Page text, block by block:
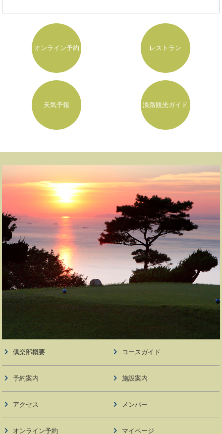
オンライン予約 レストラン
天気予報 淡路観光ガイド
倶楽部概要 コースガイド
予約案内 施設案内
アクセス メンバー
オンライン予約 マイページ